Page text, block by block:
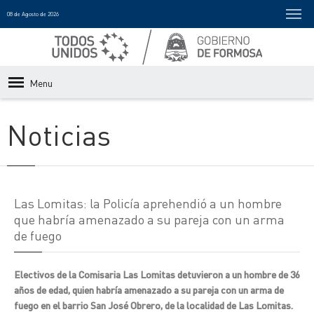
08 de Agosto de 2026
Menu
Noticias
Las Lomitas: la Policía aprehendió a un hombre
que habría amenazado a su pareja con un arma
de fuego
Electivos de la Comisaria Las Lomitas detuvieron a un hombre de 36
años de edad, quien habría amenazado a su pareja con un arma de
fuego en el barrio San José Obrero, de la localidad de Las Lomitas.